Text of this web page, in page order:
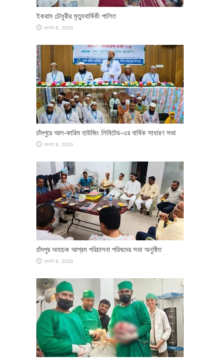
ইকরাম চৌধুরীর মৃত্যুবার্ষিকী পালিত
আগস্ট 8, 2026
চাঁদপুরে আল-কারিম হাউজিং লিমিটেড-এর বার্ষিক সাধারণ সভা
আগস্ট 8, 2026
চাঁদপুর অযাচক আশ্রম পরিচালনা পরিষদের সভা অনুষ্ঠিত
আগস্ট 8, 2026